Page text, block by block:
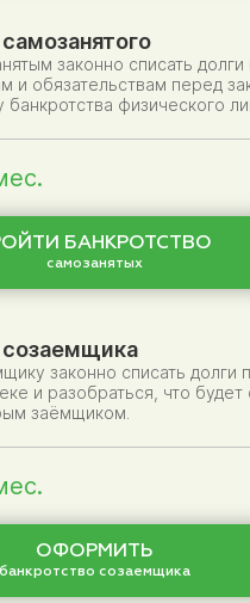
законно списать долги
и обязательствам перед
физического
БАНКРОТСТВО
самозанятых
созаемщика
законно списать долги
и разобраться, что будет
заёмщиком.
ОФОРМИТЬ
банкротство созаемщика